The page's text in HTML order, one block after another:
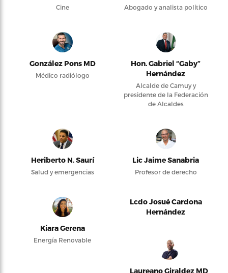
Cine Abogado y analista político
González Pons MD
Médico radiólogo
Hon. Gabriel “Gaby”
Hernández
Alcalde de Camuy y
presidente de la Federación
de Alcaldes
Heriberto N. Saurí
Salud y emergencias
Lic Jaime Sanabria
Profesor de derecho
Kiara Gerena
Energía Renovable
Lcdo Josué Cardona
Hernández
Laureano Giraldez MD